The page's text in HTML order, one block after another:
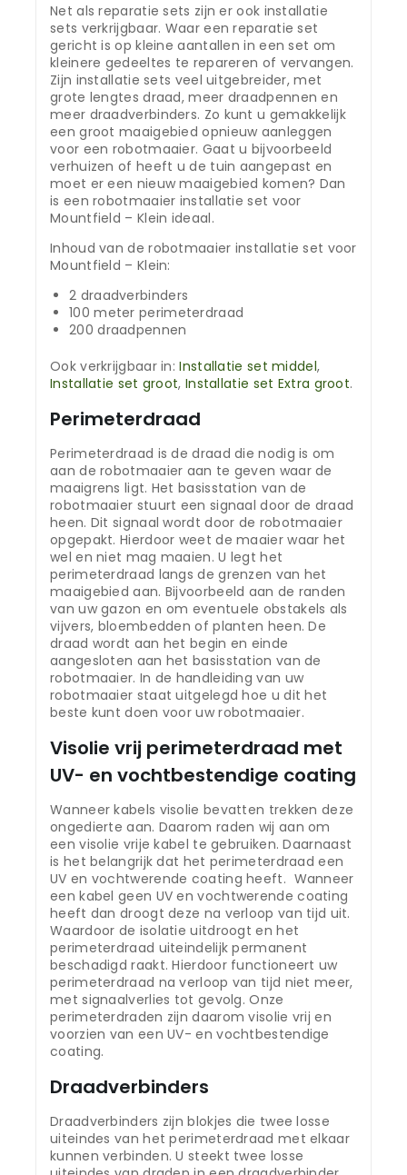
Net als reparatie sets zijn er ook installatie
sets verkrijgbaar. Waar een reparatie set
gericht is op kleine aantallen in een set om
kleinere gedeeltes te repareren of vervangen.
Zijn installatie sets veel uitgebreider, met
grote lengtes draad, meer draadpennen en
meer draadverbinders. Zo kunt u gemakkelijk
een groot maaigebied opnieuw aanleggen
voor een robotmaaier. Gaat u bijvoorbeeld
verhuizen of heeft u de tuin aangepast en
moet er een nieuw maaigebied komen? Dan
is een robotmaaier installatie set voor
Mountfield – Klein ideaal.
Inhoud van de robotmaaier installatie set voor
Mountfield – Klein:
2 draadverbinders
100 meter perimeterdraad
200 draadpennen
Ook verkrijgbaar in:Installatie set middel,
Installatie set groot, Installatie set Extra groot.
Perimeterdraad
Perimeterdraad is de draad die nodig is om
aan de robotmaaier aan te geven waar de
maaigrens ligt. Het basisstation van de
robotmaaier stuurt een signaal door de draad
heen. Dit signaal wordt door de robotmaaier
opgepakt. Hierdoor weet de maaier waar het
wel en niet mag maaien. U legt het
perimeterdraad langs de grenzen van het
maaigebied aan. Bijvoorbeeld aan de randen
van uw gazon en om eventuele obstakels als
vijvers, bloembedden of planten heen. De
draad wordt aan het begin en einde
aangesloten aan het basisstation van de
robotmaaier. In de handleiding van uw
robotmaaier staat uitgelegd hoe u dit het
beste kunt doen voor uw robotmaaier.
Visolie vrij perimeterdraad met
UV- en vochtbestendige coating
Wanneer kabels visolie bevatten trekken deze
ongedierte aan. Daarom raden wij aan om
een visolie vrije kabel te gebruiken. Daarnaast
is het belangrijk dat het perimeterdraad een
UV en vochtwerende coating heeft. Wanneer
een kabel geen UV en vochtwerende coating
heeft dan droogt deze na verloop van tijd uit.
Waardoor de isolatie uitdroogt en het
perimeterdraad uiteindelijk permanent
beschadigd raakt. Hierdoor functioneert uw
perimeterdraad na verloop van tijd niet meer,
met signaalverlies tot gevolg. Onze
perimeterdraden zijn daarom visolie vrij en
voorzien van een UV- en vochtbestendige
coating.
Draadverbinders
Draadverbinders zijn blokjes die twee losse
uiteindes van het perimeterdraad met elkaar
kunnen verbinden. U steekt twee losse